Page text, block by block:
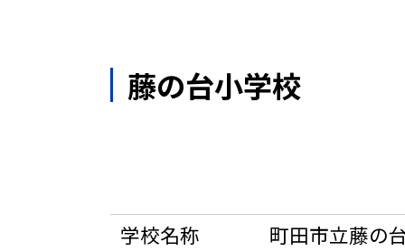
藤の台小学校
学校名称
町田市立藤の